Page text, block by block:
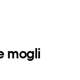
mogli